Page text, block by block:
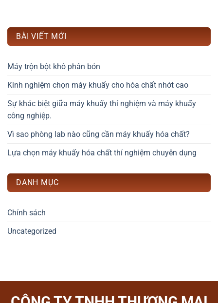
BÀI VIẾT MỚI
Máy trộn bột khô phân bón
Kinh nghiệm chọn máy khuấy cho hóa chất nhớt cao
Sự khác biệt giữa máy khuấy thí nghiệm và máy khuấy
công nghiệp.
Vì sao phòng lab nào cũng cần máy khuấy hóa chất?
Lựa chọn máy khuấy hóa chất thí nghiệm chuyên dụng
DANH MỤC
Chính sách
Uncategorized